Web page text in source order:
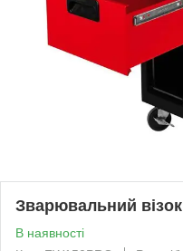
Зварювальний
В наявності